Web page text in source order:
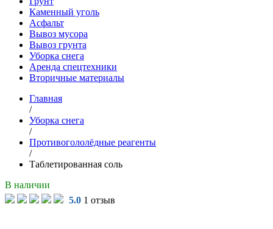
Каменный уголь
Асфальт
Вывоз мусора
Вывоз грунта
Уборка снега
Аренда спецтехники
Вторичные материалы
Главная
/
Уборка снега
/
Противогололёдные реагенты
/
Таблетированная соль
В наличии
5.0 1 отзыв